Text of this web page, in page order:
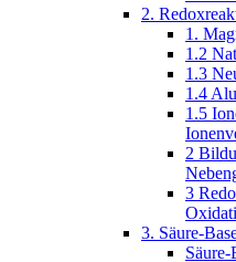
2.
1.
1.2
1.3
1.4
1.5
2
3
3. Säure-